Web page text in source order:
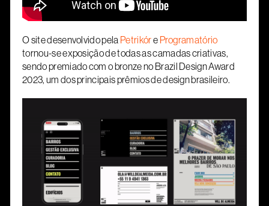
O site desenvolvido pela Petrikóre Programatório
tornou-se exposição de todas as camadas criativas,
sendo premiado com o bronze no Brazil Design Award
2023, um dos principais prêmios de design brasileiro.